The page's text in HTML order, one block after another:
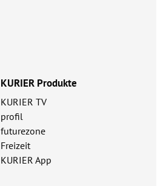
KURIER Produkte
KURIER TV
profil
futurezone
Freizeit
KURIER App